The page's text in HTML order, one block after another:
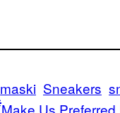
maski Sneakers